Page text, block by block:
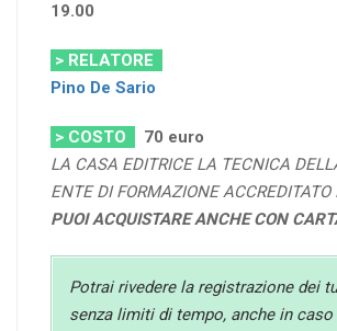
19.00
> RELATORE
Pino De Sario
> COSTO 70 euro
LA CASA EDITRICE LA TECNICA
ENTE DI FORMAZIONE ACCREDITATO
PUOI ACQUISTARE ANCHE CON
Potrai rivedere la registrazione dei
senza limiti di tempo, anche in caso